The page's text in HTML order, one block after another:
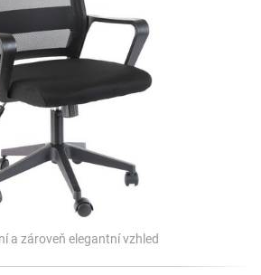
a zároveň elegantní vzhled